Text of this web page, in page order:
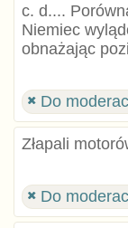
c. d....
Niemiec
obnażając
Do
Złapali
Do